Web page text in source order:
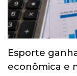
Esporte
econômica e